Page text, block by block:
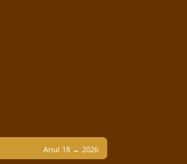
Anul 18 → 2026